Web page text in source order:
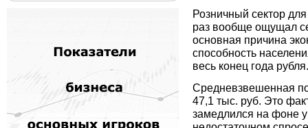
Розничный сектор
раз вообще ощущал
основная причина
способность
весь конец года рубля.
Средневзвешенная
47,1 тыс. руб. Это
замедлился на фоне